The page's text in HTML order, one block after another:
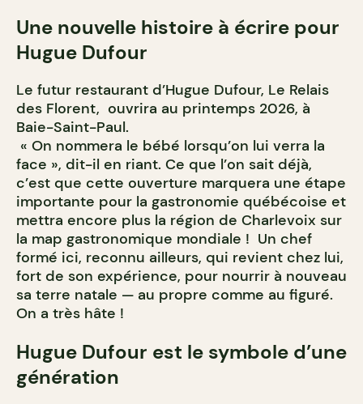
Une nouvelle histoire à écrire pour
Hugue Dufour
Le futur restaurant d’Hugue Dufour, Le Relais
des Florent, ouvrira au printemps 2026, à
Baie-Saint-Paul.
« On nommera le bébé lorsqu’on lui verra la
face », dit-il en riant. Ce que l’on sait déjà,
c’est que cette ouverture marquera une étape
importante pour la gastronomie québécoise et
mettra encore plus la région de Charlevoix sur
la map gastronomique mondiale ! Un chef
formé ici, reconnu ailleurs, qui revient chez lui,
fort de son expérience, pour nourrir à nouveau
sa terre natale — au propre comme au figuré.
On a très hâte !
Hugue Dufour est le symbole d’une
génération